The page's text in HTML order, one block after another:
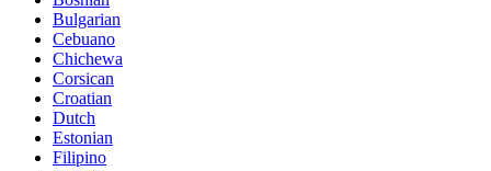
Bulgarian
Cebuano
Chichewa
Corsican
Croatian
Dutch
Estonian
Filipino